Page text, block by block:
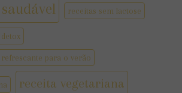
receitas sem lactose
para o verão
receita vegetariana